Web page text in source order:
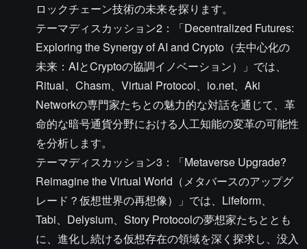
ロックチェーン技術の未来を探ります。
テーマディスカッション2：「Decentralized Futures:
Exploring the Synergy of AI and Crypto（去中心化の
未来：AIとCryptoの協調イノベーション）」では、
Ritual、Chasm、Virtual Protocol、io.net、Aki
Networkの専門家たちとの魅力的な対話を通じて、革
命的な暗号通貨分野における人工知能の変革の可能性
を分析します。
テーマディスカッション3：「Metaverse Upgrade?
Reimagine the Virtual World（メタバースのアップグ
レード？仮想世界の再想像）」では、Lifeform、
Tabi、Delysium、Story Protocolの夢想家たちととも
に、進化し続ける仮想存在の領域を深く探求し、没入